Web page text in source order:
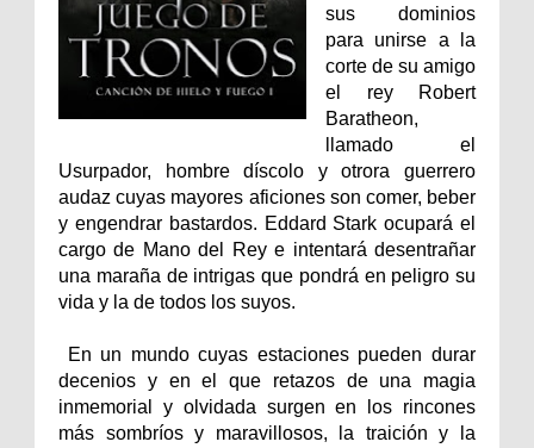
sus dominios
para unirse a la
corte de su amigo
el rey Robert
Baratheon,
llamado el
Usurpador, hombre díscolo y otrora guerrero
audaz cuyas mayores aficiones son comer, beber
y engendrar bastardos. Eddard Stark ocupará el
cargo de Mano del Rey e intentará desentrañar
una maraña de intrigas que pondrá en peligro su
vida y la de todos los suyos.
En un mundo cuyas estaciones pueden durar
decenios y en el que retazos de una magia
inmemorial y olvidada surgen en los rincones
más sombríos y maravillosos, la traición y la